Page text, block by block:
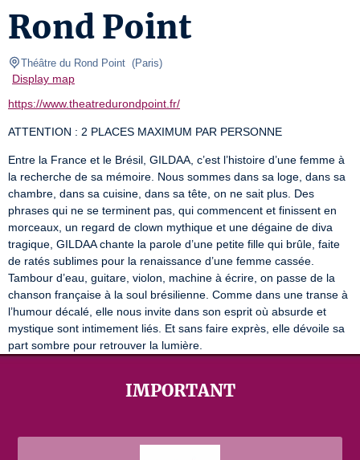
Rond Point
Théâtre du Rond Point (Paris)
Display map
https://www.theatredurondpoint.fr/
ATTENTION : 2 PLACES MAXIMUM PAR PERSONNE
Entre la France et le Brésil, GILDAA, c’est l’histoire d’une femme à
la recherche de sa mémoire. Nous sommes dans sa loge, dans sa
chambre, dans sa cuisine, dans sa tête, on ne sait plus. Des
phrases qui ne se terminent pas, qui commencent et finissent en
morceaux, un regard de clown mythique et une dégaine de diva
tragique, GILDAA chante la parole d’une petite fille qui brûle, faite
de ratés sublimes pour la renaissance d’une femme cassée.
Tambour d’eau, guitare, violon, machine à écrire, on passe de la
chanson française à la soul brésilienne. Comme dans une transe à
l’humour décalé, elle nous invite dans son esprit où absurde et
mystique sont intimement liés. Et sans faire exprès, elle dévoile sa
part sombre pour retrouver la lumière.
IMPORTANT